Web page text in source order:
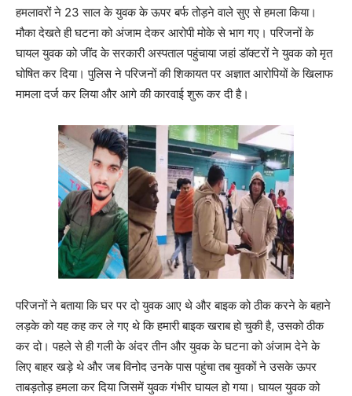
हमलावरों ने 23 साल के युवक के ऊपर बर्फ तोड़ने वाले सुए से हमला किया।
मौका देखते ही घटना को अंजाम देकर आरोपी मोके से भाग गए। परिजनों के
घायल युवक को जींद के सरकारी अस्पताल पहुंचाया जहां डॉक्टरों ने युवक को मृत
घोषित कर दिया। पुलिस ने परिजनों की शिकायत पर अज्ञात आरोपियों के खिलाफ
मामला दर्ज कर लिया और आगे की कारवाई शुरू कर दी है।
परिजनों ने बताया कि घर पर दो युवक आए थे और बाइक को ठीक करने के बहाने
लड़के को यह कह कर ले गए थे कि हमारी बाइक खराब हो चुकी है, उसको ठीक
कर दो। पहले से ही गली के अंदर तीन और युवक के घटना को अंजाम देने के
लिए बाहर खड़े थे और जब विनोद उनके पास पहुंचा तब युवकों ने उसके ऊपर
ताबड़तोड़ हमला कर दिया जिसमें युवक गंभीर घायल हो गया। घायल युवक को